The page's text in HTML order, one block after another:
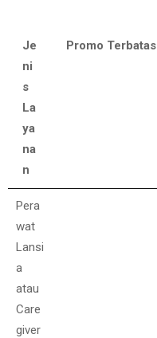
Je
ni
s
La
ya
na
n
Promo Terbatas
ni
ya
na
n
Pera
wat
Lansi
a
atau
Care
giver